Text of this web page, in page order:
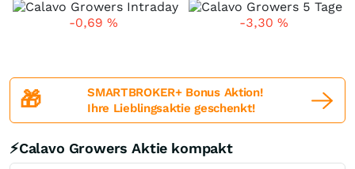
-0,69 % -3,30 %
🎁
SMARTBROKER+ Bonus Aktion!
Ihre Lieblingsaktie geschenkt!
⚡Calavo Growers Aktie kompakt